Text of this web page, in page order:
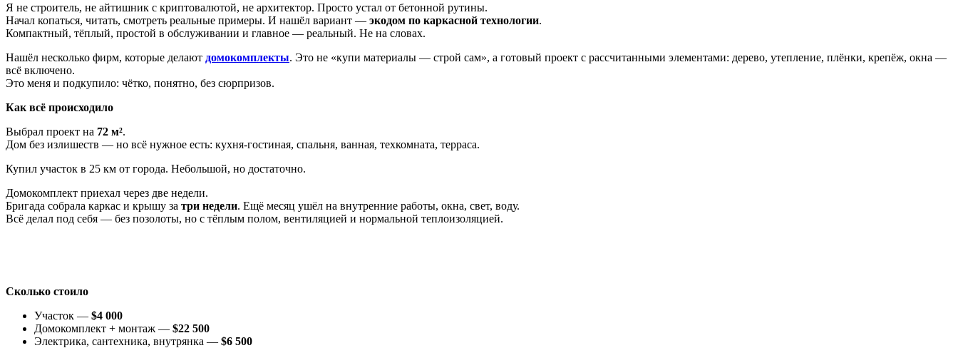
Я не строитель, не айтишник с криптовалютой, не архитектор. Просто устал от бетонной рутины.
Начал копаться, читать, смотреть реальные примеры. И нашёл вариант — экодом по каркасной технологии.
Компактный, тёплый, простой в обслуживании и главное — реальный. Не на словах.
Нашёл несколько фирм, которые делают домокомплекты. Это не «купи материалы — строй сам», а готовый проект с рассчитанными элементами: дерево, утепление, плёнки, крепёж, окна —
всё включено.
Это меня и подкупило: чётко, понятно, без сюрпризов.
Как всё происходило
Выбрал проект на 72 м².
Дом без излишеств — но всё нужное есть: кухня-гостиная, спальня, ванная, техкомната, терраса.
Купил участок в 25 км от города. Небольшой, но достаточно.
Домокомплект приехал через две недели.
Бригада собрала каркас и крышу за три недели. Ещё месяц ушёл на внутренние работы, окна, свет, воду.
Всё делал под себя — без позолоты, но с тёплым полом, вентиляцией и нормальной теплоизоляцией.
Сколько стоило
Участок — $4 000
Домокомплект + монтаж — $22 500
Электрика, сантехника, внутрянка — $6 500